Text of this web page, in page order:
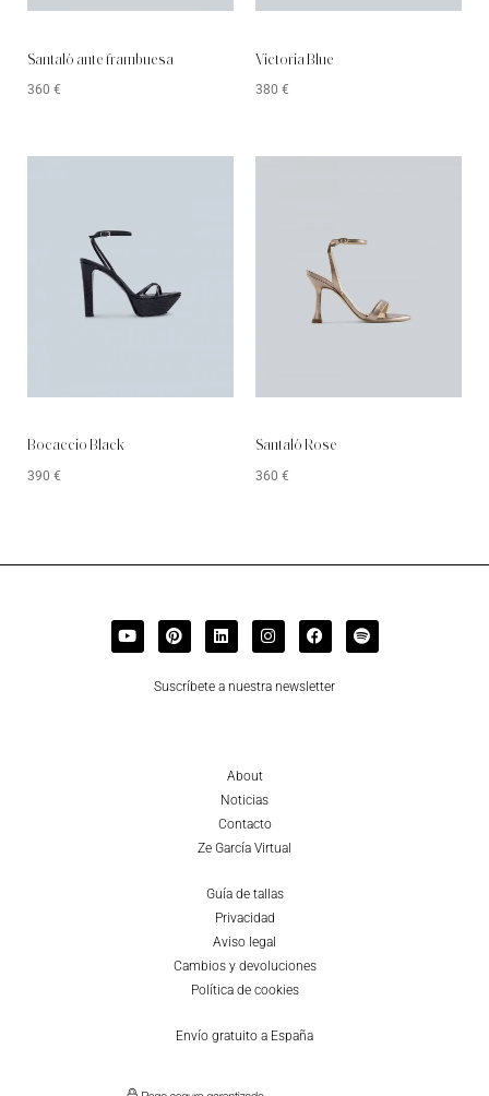
Santaló ante frambuesa
360 €
Victoria Blue
380 €
Bocaccio Black
390 €
Santaló Rose
360 €
Suscríbete a nuestra newsletter
About
Noticias
Contacto
Ze García Virtual
Guía de tallas
Privacidad
Aviso legal
Cambios y devoluciones
Política de cookies
Envío gratuito a España